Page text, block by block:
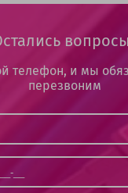
телефон, и мы
перезвоним